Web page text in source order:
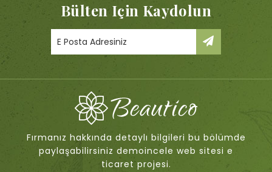
Bülten Için Kaydolun
Fırmanız hakkında detaylı bilgileri bu bölümde
paylaşabilirsiniz demoincele web sitesi e
ticaret projesi.